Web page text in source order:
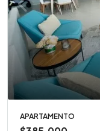
APARTAMENTO